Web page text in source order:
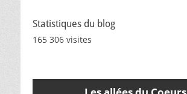
Statistiques du blog
165 306 visites